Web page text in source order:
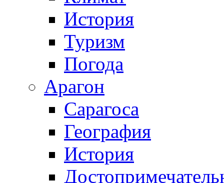
История
Туризм
Погода
Арагон
Сарагоса
География
История